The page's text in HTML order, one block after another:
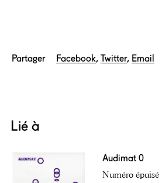
Partager Facebook Twitter Email
Lié à
Audimat 0
Numéro épuisé